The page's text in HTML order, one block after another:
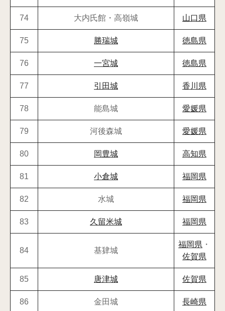
74 大内氏館・高嶺城 山口県
75 勝瑞城 徳島県
76 一宮城 徳島県
77 引田城 香川県
78 能島城 愛媛県
79 河後森城 愛媛県
80 岡豊城 高知県
81 小倉城 福岡県
82 水城 福岡県
83 久留米城 福岡県
84 基肄城
福岡県 ・
佐賀県
85 唐津城 佐賀県
86 金田城 長崎県